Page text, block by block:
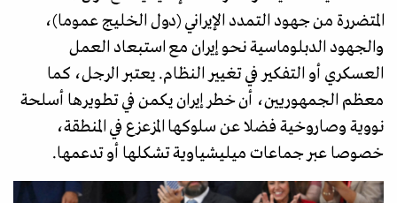
المتضررة من جهود التمدد الإيراني (دول الخليج عموما)،
والجهود الدبلوماسية نحو إيران مع استبعاد العمل
العسكري أو التفكير في تغيير النظام. يعتبر الرجل، كما
معظم الجمهوريين، أن خطر إيران يكمن في تطويرها أسلحة
نووية وصاروخية فضلا عن سلوكها المزعزع في المنطقة،
خصوصا عبر جماعات ميليشياوية تشكلها أو تدعمها.